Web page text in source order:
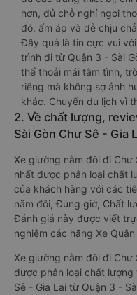
hơn, đủ chỗ nghỉ ngơi
đó, ấm áp và dễ chịu
Đây quả là tin cực vui
trình đi từ Quận 3 - Sài
thể thoải mái tâm tình,
riêng mà không sợ ảnh
khác. Chuyến du lịch vì
2. Về chất lượng,
Sài Gòn Chư Sê - Gia
Xe giường nằm đôi đi Chư
nhất được phân loại chất
của khách hàng với các
nằm đôi, Đúng giờ, Chất
Đánh giá này được viết
nghiệm các hãng Xe
Xe giường nằm đôi đi Chư
được phân loại chất
Sê - Gia Lai từ Quận 3 -